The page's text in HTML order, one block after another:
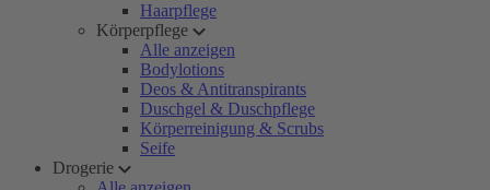
Haarpflege
Körperpflege
Alle anzeigen
Bodylotions
Deos & Antitranspirants
Duschgel & Duschpflege
Körperreinigung & Scrubs
Seife
Drogerie